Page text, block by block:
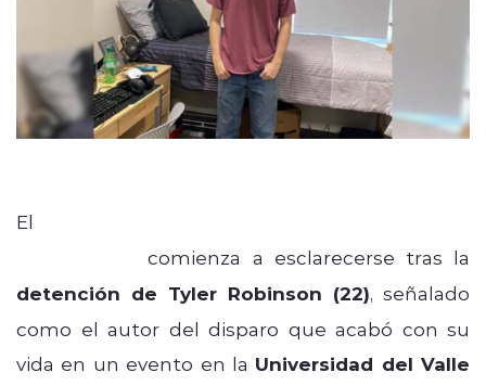
El
comienza a esclarecerse tras la
detención de Tyler Robinson (22), señalado
como el autor del disparo que acabó con su
vida en un evento en la Universidad del Valle